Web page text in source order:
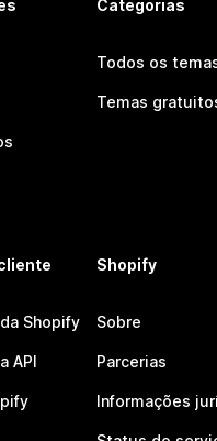
Categorias
Todos os
Temas
Shopify
API
Shopify
Sobre
Parcerias
Informações